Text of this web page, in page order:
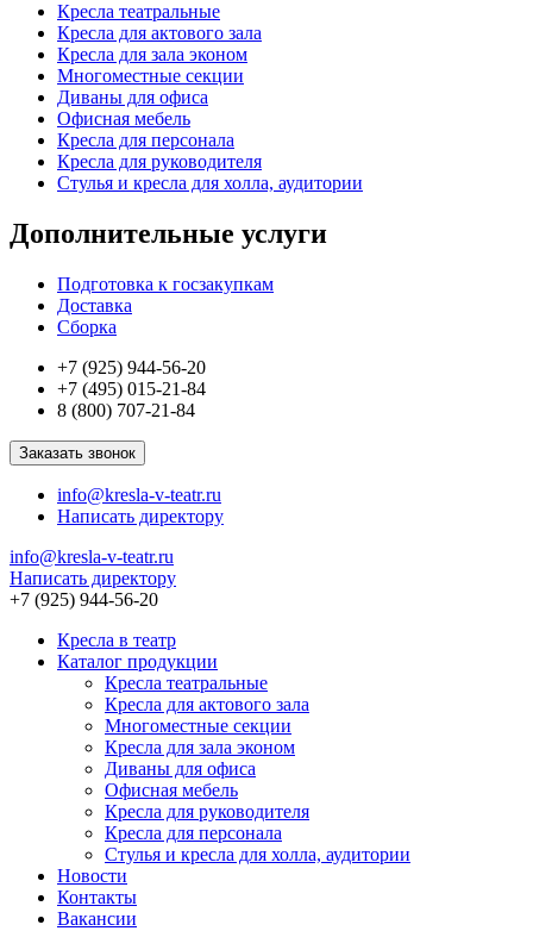
Кресла театральные
Кресла для актового зала
Кресла для зала эконом
Многоместные секции
Диваны для офиса
Офисная мебель
Кресла для персонала
Кресла для руководителя
Стулья и кресла для холла, аудитории
Дополнительные услуги
Подготовка к госзакупкам
Доставка
Сборка
+7 (925) 944-56-20
+7 (495) 015-21-84
8 (800) 707-21-84
Заказать звонок
info@kresla-v-teatr.ru
Написать директору
info@kresla-v-teatr.ru
Написать директору
+7 (925) 944-56-20
Кресла в театр
Каталог продукции
Кресла театральные
Кресла для актового зала
Многоместные секции
Кресла для зала эконом
Диваны для офиса
Офисная мебель
Кресла для руководителя
Кресла для персонала
Стулья и кресла для холла, аудитории
Новости
Контакты
Вакансии